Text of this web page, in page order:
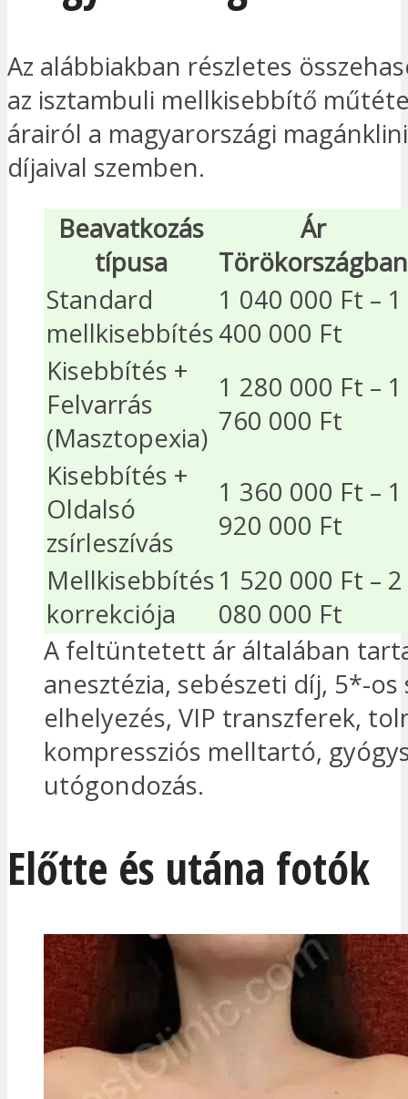
Az alábbiakban részletes
az isztambuli mellkisebbítő
árairól a magyarországi
díjaival szemben.
Beavatkozás
típusa
Ár
Törökországban
Standard
mellkisebbítés
1 040 000 Ft – 1
400 000 Ft
Kisebbítés +
Felvarrás
(Masztopexia)
1 280 000 Ft – 1
760 000 Ft
Kisebbítés +
Oldalsó
zsírleszívás
1 360 000 Ft – 1
920 000 Ft
Mellkisebbítés
korrekciója
1 520 000 Ft – 2
080 000 Ft
A feltüntetett ár általában
anesztézia, sebészeti díj, 5*-os
elhelyezés, VIP transzferek,
kompressziós melltartó,
utógondozás.
Előtte és utána fotók